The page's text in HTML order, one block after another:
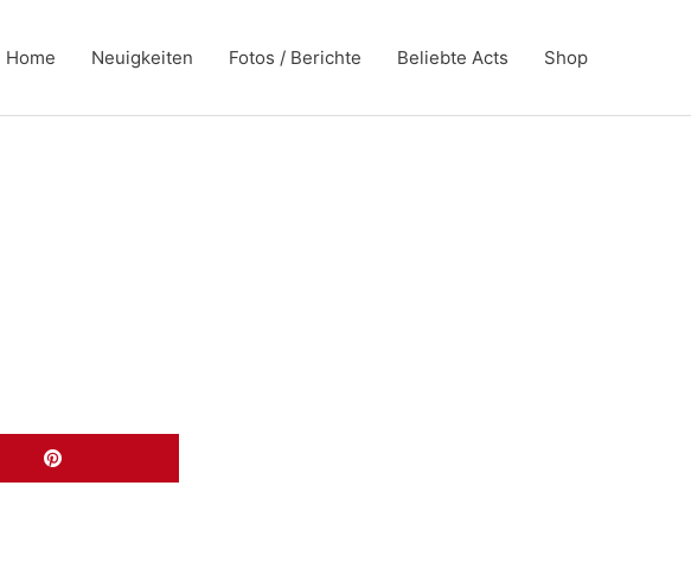
Home Neuigkeiten Fotos / Berichte Beliebte Acts Shop